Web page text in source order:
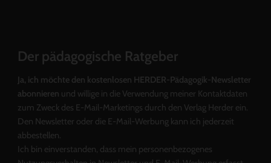
Der pädagogische Ratgeber
Ja, ich möchte den kostenlosen HERDER-Pädagogik-Newsletter
abonnieren und willige in die Verwendung meiner Kontaktdaten
zum Zweck des E-Mail-Marketings durch den Verlag Herder ein.
Den Newsletter oder die E-Mail-Werbung kann ich jederzeit
abbestellen.
Ich bin einverstanden, dass mein personenbezogenes